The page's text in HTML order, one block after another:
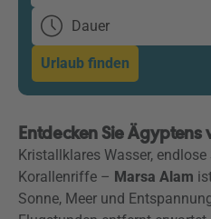
Dauer
Urlaub finden
Entdecken Sie Ägyptens
Kristallklares Wasser,
Korallenriffe – Marsa Alam
Sonne, Meer und